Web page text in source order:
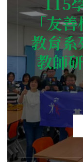
「友善
教育系
教師